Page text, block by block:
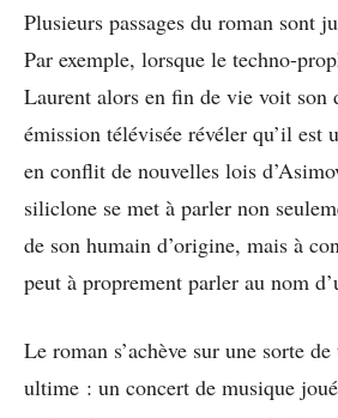
Plusieurs passages du roman sont
Par exemple, lorsque le techno-
Laurent alors en fin de vie voit son
émission télévisée révéler qu’il est
en conflit de nouvelles lois
siliclone se met à parler non
de son humain d’origine, mais à
peut à proprement parler au nom
Le roman s’achève sur une sorte
ultime : un concert de musique